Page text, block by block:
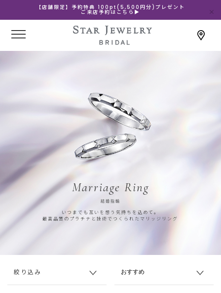
【店舗限定】予約特典 100pt(5,500円分)プレゼント
ご来店予約はこちら▶
Marriage Ring
結婚指輪
いつまでも互いを想う気持ちを込めて。
最高品質のプラチナと技術でつくられたマリッジリング
絞り込み